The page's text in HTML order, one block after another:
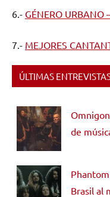
6.- GÉNERO URBANO
7.- MEJORES
ÚLTIMAS
de
Brasil al